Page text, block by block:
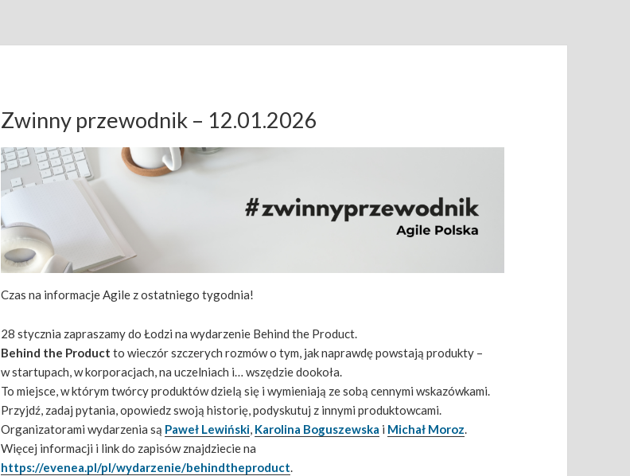
Zwinny przewodnik – 12.01.2026
Czas na informacje Agile z ostatniego tygodnia!
28 stycznia zapraszamy do Łodzi na wydarzenie Behind the Product.
Behind the Product to wieczór szczerych rozmów o tym, jak naprawdę powstają produkty –
w startupach, w korporacjach, na uczelniach i… wszędzie dookoła.
To miejsce, w którym twórcy produktów dzielą się i wymieniają ze sobą cennymi wskazówkami.
Przyjdź, zadaj pytania, opowiedz swoją historię, podyskutuj z innymi produktowcami.
Organizatorami wydarzenia są Paweł Lewiński, Karolina Boguszewska i Michał Moroz.
Więcej informacji i link do zapisów znajdziecie na
https://evenea.pl/pl/wydarzenie/behindtheproduct.